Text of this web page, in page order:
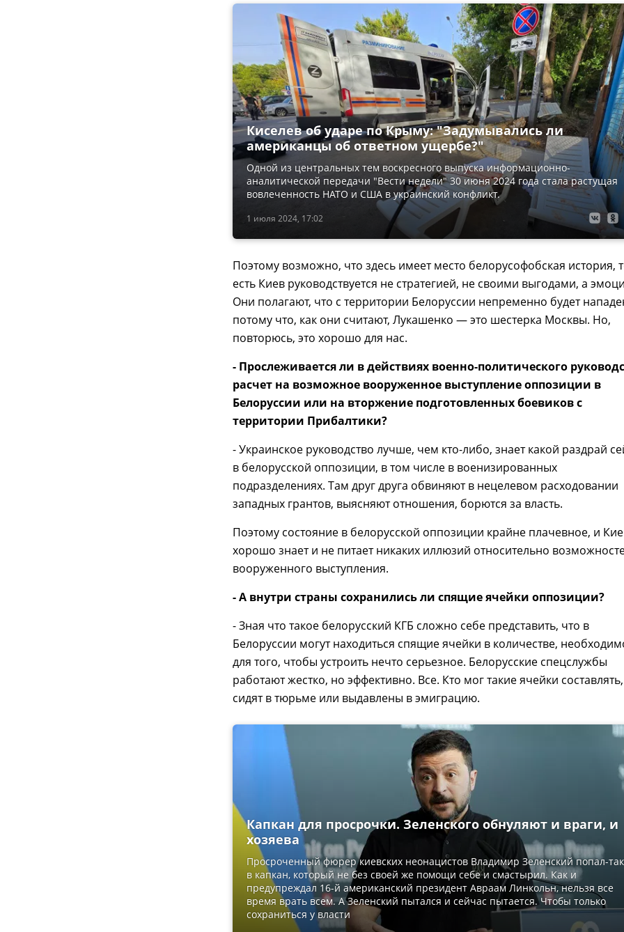
1 июля 2024, 17:02
Киселев об ударе по Крыму: "Задумывались ли
американцы об ответном ущербе?"
Одной из центральных тем воскресного выпуска информационно-
аналитической передачи "Вести недели" 30 июня 2024 года стала растущая
вовлеченность НАТО и США в украинский конфликт.
Поэтому возможно, что здесь имеет место белорусофобская история,
есть Киев руководствуется не стратегией, не своими выгодами, а
Они полагают, что с территории Белоруссии непременно будет
потому что, как они считают, Лукашенко — это шестерка Москвы. Но,
повторюсь, это хорошо для нас.
- Прослеживается ли в действиях военно-политического
расчет на возможное вооруженное выступление оппозиции в
Белоруссии или на вторжение подготовленных боевиков с
территории Прибалтики?
- Украинское руководство лучше, чем кто-либо, знает какой раздрай
в белорусской оппозиции, в том числе в военизированных
подразделениях. Там друг друга обвиняют в нецелевом расходовании
западных грантов, выясняют отношения, борются за власть.
Поэтому состояние в белорусской оппозиции крайне плачевное, и
хорошо знает и не питает никаких иллюзий относительно
вооруженного выступления.
- А внутри страны сохранились ли спящие ячейки оппозиции?
- Зная что такое белорусский КГБ сложно себе представить, что в
Белоруссии могут находиться спящие ячейки в количестве,
для того, чтобы устроить нечто серьезное. Белорусские спецслужбы
работают жестко, но эффективно. Все. Кто мог такие ячейки составлять,
сидят в тюрьме или выдавлены в эмиграцию.
Капкан для просрочки. Зеленского обнуляют и враги, и
хозяева
Просроченный фюрер киевских неонацистов Владимир Зеленский попал-
в капкан, который не без своей же помощи себе и смастырил. Как и
предупреждал 16-й американский президент Авраам Линкольн, нельзя все
время врать всем. А Зеленский пытался и сейчас пытается. Чтобы только
сохраниться у власти